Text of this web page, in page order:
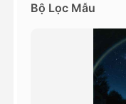
Bộ Lọc Mẫu